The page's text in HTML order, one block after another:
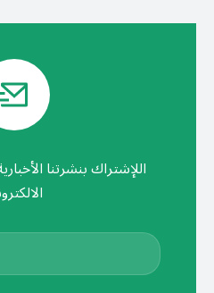
اللإشتراك بنشرتنا